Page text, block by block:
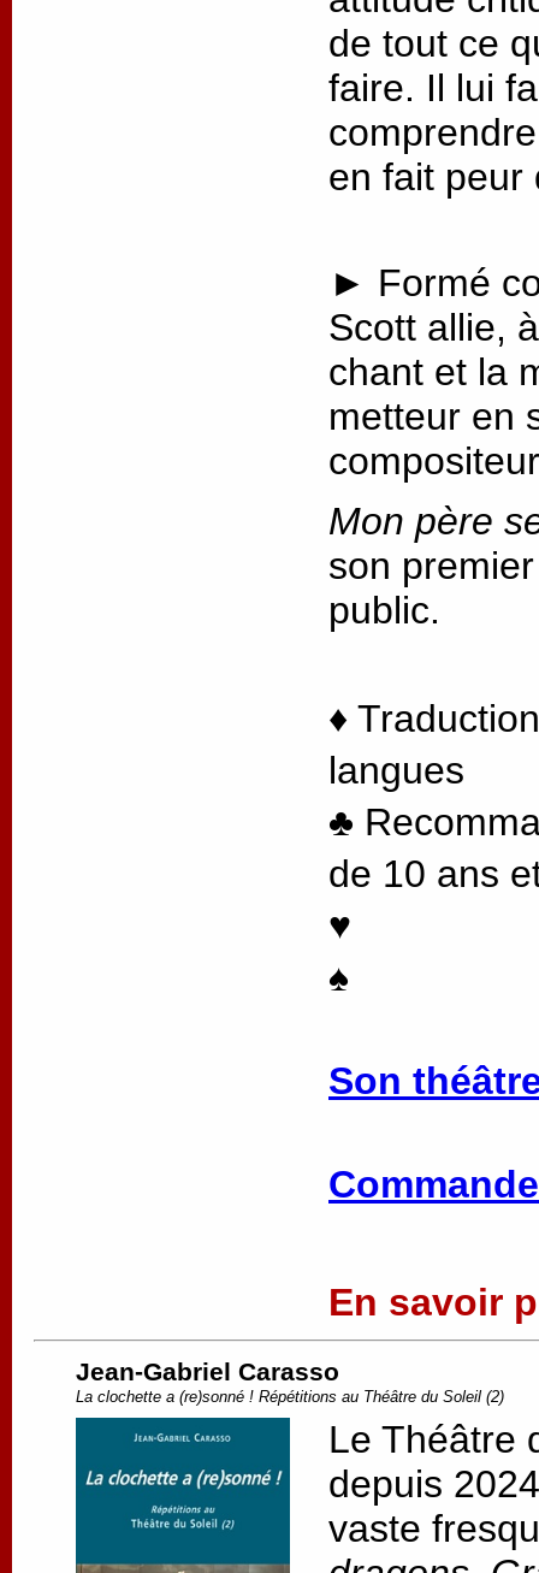
de tout ce
faire. Il lui
en fait peur
► Formé
Scott allie,
chant et la
metteur en
Mon père
son
public.
♦
langues
♣
de 10 ans
♥
♠
Son
En savoir
Jean-Gabriel Carasso
La clochette a (re)sonné ! Répétitions au Théâtre du Soleil (2)
Le Théâtre
depuis
vaste